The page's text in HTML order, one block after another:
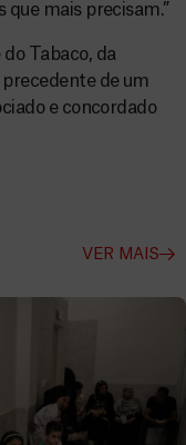
que mais precisam.”
Tabaco, da
de um
e concordado
VER MAIS